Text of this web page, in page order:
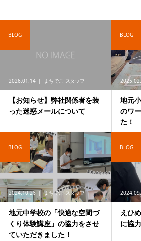
2026.01.14 まちでこ スタッフ
【お知らせ】弊社関係者を装
った迷惑メールについて
BLOG
地元
のワ
た！
BLOG
2024.10.26 まちでこ スタッフ
地元中学校の「快適な空間づ
くり体験講座」の協力をさせ
ていただきました！
BLOG
えひ
に協
BLOG